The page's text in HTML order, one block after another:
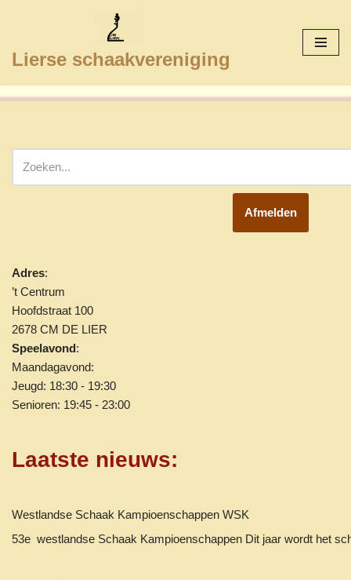
naar
inhoud
Lierse schaakvereniging
Afmelden
Adres:
’t Centrum
Hoofdstraat 100
2678 CM DE LIER
Speelavond:
Maandagavond:
Jeugd: 18:30 - 19:30
Senioren: 19:45 - 23:00
Laatste nieuws:
Westlandse Schaak Kampioenschappen WSK
53e westlandse Schaak Kampioenschappen Dit jaar wordt het